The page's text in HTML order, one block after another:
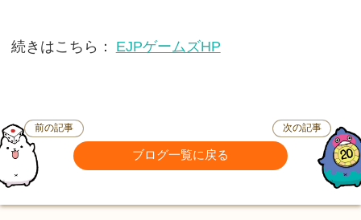
続きはこちら： EJPゲームズHP
前の記事
ブログ一覧に戻る
次の記事